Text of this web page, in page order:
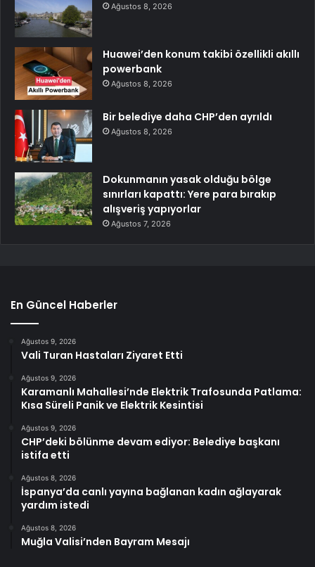
Ağustos 8, 2026
Huawei’den konum takibi özellikli akıllı
powerbank
Ağustos 8, 2026
Bir belediye daha CHP’den ayrıldı
Ağustos 8, 2026
Dokunmanın yasak olduğu bölge
sınırları kapattı: Yere para bırakıp
alışveriş yapıyorlar
Ağustos 7, 2026
En Güncel Haberler
Ağustos 9, 2026
Vali Turan Hastaları Ziyaret Etti
Ağustos 9, 2026
Karamanlı Mahallesi’nde Elektrik Trafosunda Patlama:
Kısa Süreli Panik ve Elektrik Kesintisi
Ağustos 9, 2026
CHP’deki bölünme devam ediyor: Belediye başkanı
istifa etti
Ağustos 8, 2026
İspanya’da canlı yayına bağlanan kadın ağlayarak
yardım istedi
Ağustos 8, 2026
Muğla Valisi’nden Bayram Mesajı